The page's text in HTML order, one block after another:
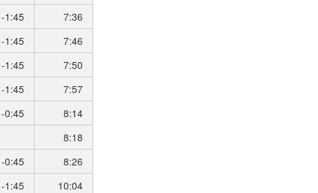
-1:45
7:36
-1:45
7:46
-1:45
7:50
-1:45
7:57
-0:45
8:14
8:18
-0:45
8:26
-1:45
10:04